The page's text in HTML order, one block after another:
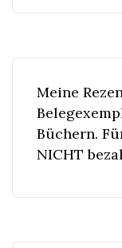
Meine
Büchern.
NICHT